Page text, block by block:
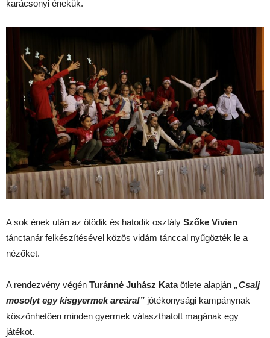
karácsonyi énekük.
A sok ének után az ötödik és hatodik osztály Szőke Vivien
tánctanár felkészítésével közös vidám tánccal nyűgözték le a
nézőket.
A rendezvény végén Turánné Juhász Kataötlete alapján „Csalj
mosolyt egy kisgyermek arcára!” jótékonysági kampánynak
köszönhetően minden gyermek választhatott magának egy
játékot.